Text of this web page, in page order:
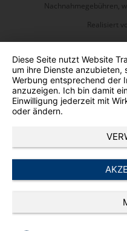
Nachnahmegebühren,
Realisiert
Diese Seite nutzt Website
um ihre Dienste
Werbung entsprechend der
anzuzeigen. Ich bin damit
Einwilligung jederzeit mit
oder ändern.